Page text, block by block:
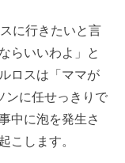
に行きたいと言
らいいわよ」と
ロスは「ママが
ンに任せっきりで
中に泡を発生さ
こします。